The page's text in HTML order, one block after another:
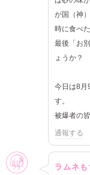
が国（神
時に食べ
最後「お
ょうか？
今日は8
す。
被爆者の
通報する
女性
ラムネも